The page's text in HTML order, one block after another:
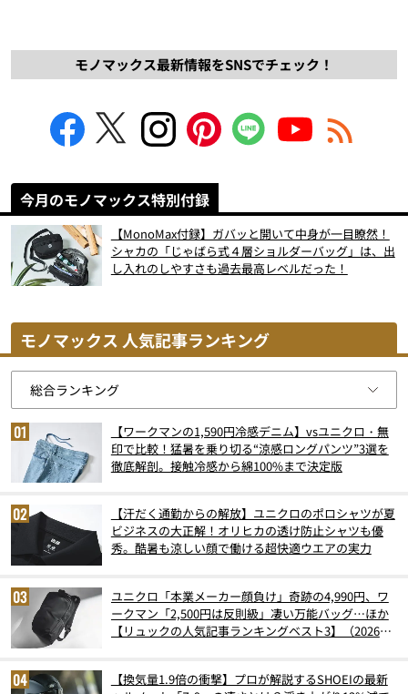
モノマックス最新情報をSNSでチェック！
今月のモノマックス特別付録
【MonoMax付録】ガバッと開いて中身が一目瞭然！
シャカの「じゃばら式４層ショルダーバッグ」は、出
し入れのしやすさも過去最高レベルだった！
モノマックス 人気記事ランキング
【ワークマンの1,590円冷感デニム】vsユニクロ・無
印で比較！猛暑を乗り切る“涼感ロングパンツ”3選を
徹底解剖。接触冷感から綿100%まで決定版
【汗だく通勤からの解放】ユニクロのポロシャツが夏
ビジネスの大正解！オリヒカの透け防止シャツも優
秀。酷暑も涼しい顔で働ける超快適ウエアの実力
ユニクロ「本業メーカー顔負け」奇跡の4,990円、ワ
ークマン「2,500円は反則級」凄い万能バッグ…ほか
【リュックの人気記事ランキングベスト3】（2026年
【換気量1.9倍の衝撃】プロが解説するSHOEIの最新